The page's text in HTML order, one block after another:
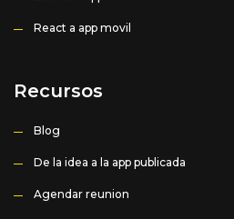
React a app movil
Recursos
Blog
De la idea a la app publicada
Agendar reunion